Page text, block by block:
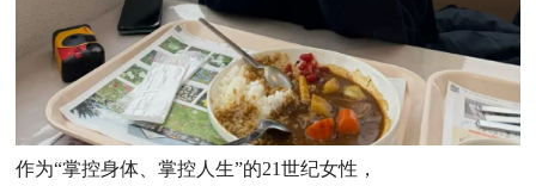
作为“掌控身体、掌控人生”的21世纪女性，